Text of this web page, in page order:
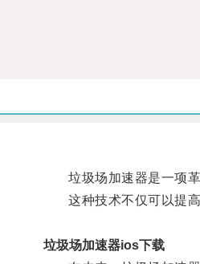
垃圾场加速器是一项革
这种技术不仅可以提高
垃圾场加速器ios下载